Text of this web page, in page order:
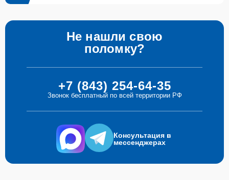
Не нашли свою
поломку?
+7 (843) 254-64-35
Звонок бесплатный по всей территории РФ
Консультация в
мессенджерах